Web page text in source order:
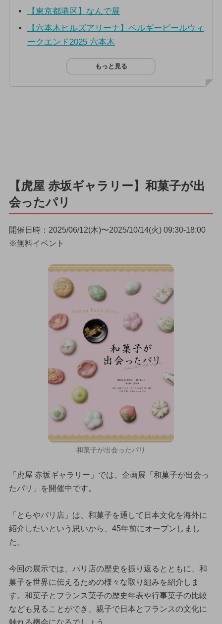
【東京都港区】なんで展
【六本木ヒルズアリーナ】ベルギービールウィ
ークエンド2025 六本木
もっと見る
【虎屋 赤坂ギャラリー】和菓子が出
会ったパリ
開催日時：2025/06/12(木)〜2025/10/14(火) 09:30-18:00
※無料イベント
和菓子が出会ったパリ
「虎屋 赤坂ギャラリー」では、企画展「和菓子が出会っ
たパリ」を開催中です。
「とらやパリ店」は、和菓子を通して日本文化を海外に
紹介したいという思いから、45年前にオープンしまし
た。
今回の展示では、パリ店の歴史を振り返るとともに、和
菓子を世界に伝えるための様々な取り組みを紹介しま
す。和菓子とフランス菓子の歴史年表や行事菓子の比較
なども見ることができ、親子で日本とフランスの文化に